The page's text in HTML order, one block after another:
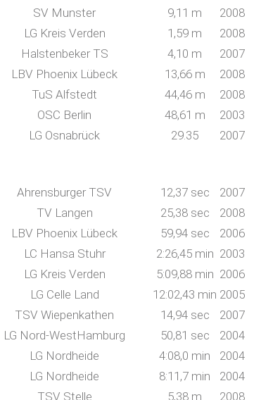
SV Munster 9,11 m
2008
LG Kreis Verden 1,59 m
2008
Halstenbeker TS 4,10 m
2007
LBV Phoenix Lübeck 13,66 m
2008
TuS Alfstedt 44,46 m
2008
OSC Berlin 48,61 m
2003
LG Osnabrück 29.35 2007
Ahrensburger TSV 12,37 sec
2007
TV Langen 25,38 sec
2008
LBV Phoenix Lübeck 59,94 sec
2006
LC Hansa Stuhr 2:26,45 min 2003
LG Kreis Verden 5:09,88 min 2006
LG Celle Land 12:02,43 min 2005
TSV Wiepenkathen 14,94 sec
2007
LG Nord-WestHamburg 50,81 sec
2004
LG Nordheide 4:08,0 min
2004
LG Nordheide 8:11,7 min
2004
TSV Stelle 5,38 m
2008